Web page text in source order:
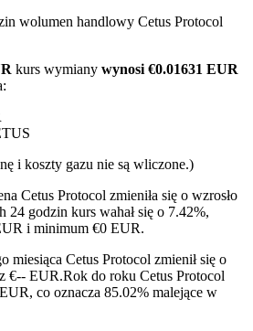
na akcje, forex, metale szlachetne i
na USDC
USDC jako zabezpieczenie
wolumen handlowy Cetus Protocol
kurs wymiany wynosi €0.01631 EUR
i koszty gazu nie są wliczone.)
Cetus Protocol zmieniła się o wzrosło
24 godzin kurs wahał się o 7.42%,
i minimum €0 EUR.
miesiąca Cetus Protocol zmienił się o
€-- EUR.Rok do roku Cetus Protocol
co oznacza 85.02% malejące w